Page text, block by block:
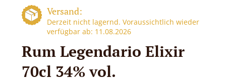
Versand:
Derzeit nicht lagernd. Voraussichtlich wieder
verfügbar ab: 11.08.2026
Rum Legendario Elixir
70cl 34% vol.